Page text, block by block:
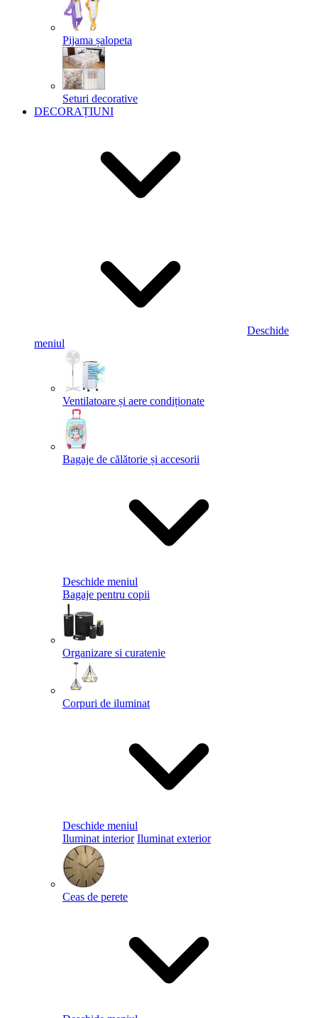
Pijama șalopeta
Seturi decorative
DECORAȚIUNI
Deschide
meniul
Ventilatoare și aere condiționate
Bagaje de călătorie și accesorii
Deschide meniul
Bagaje pentru copii
Organizare si curatenie
Corpuri de iluminat
Deschide meniul
Iluminat interior Iluminat exterior
Ceas de perete